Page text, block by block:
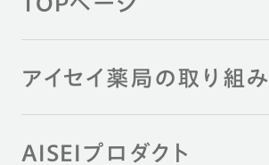
アイセイ薬局の取り組み
AISEIプロダクト